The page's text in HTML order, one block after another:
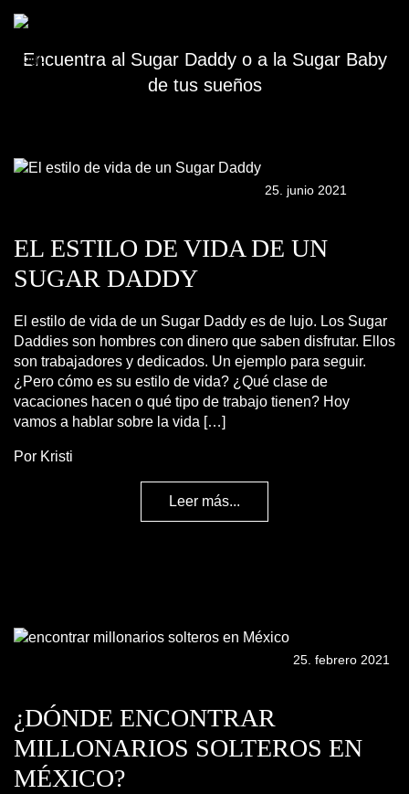
Encuentra al Sugar Daddy o a la Sugar Baby
de tus sueños
25. junio 2021
EL ESTILO DE VIDA DE UN
SUGAR DADDY
El estilo de vida de un Sugar Daddy es de lujo. Los Sugar
Daddies son hombres con dinero que saben disfrutar. Ellos
son trabajadores y dedicados. Un ejemplo para seguir.
¿Pero cómo es su estilo de vida? ¿Qué clase de
vacaciones hacen o qué tipo de trabajo tienen? Hoy
vamos a hablar sobre la vida […]
Por Kristi
Leer más...
25. febrero 2021
¿DÓNDE ENCONTRAR
MILLONARIOS SOLTEROS EN
MÉXICO?